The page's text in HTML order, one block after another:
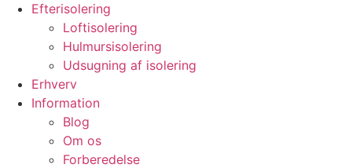
Efterisolering
Loftisolering
Hulmursisolering
Udsugning af isolering
Erhverv
Information
Blog
Om os
Forberedelse